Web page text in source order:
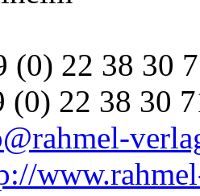
(0) 22 38 30
(0) 22 38 30